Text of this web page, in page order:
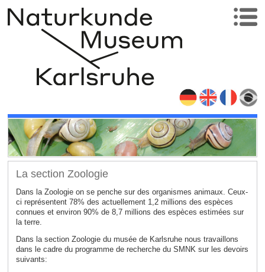
La section Zoologie
Dans la Zoologie on se penche sur des organismes animaux. Ceux-
ci représentent 78% des actuellement 1,2 millions des espèces
connues et environ 90% de 8,7 millions des espèces estimées sur
la terre.
Dans la section Zoologie du musée de Karlsruhe nous travaillons
dans le cadre du programme de recherche du SMNK sur les devoirs
suivants: